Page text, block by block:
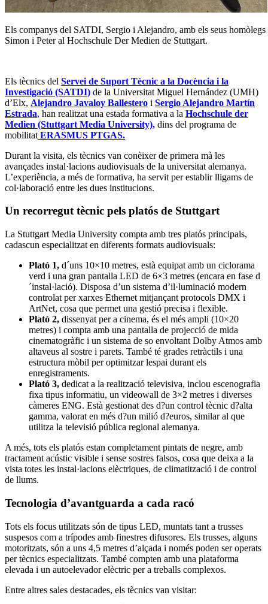
Els companys del SATDI, Sergio i Alejandro, amb els seus homòlegs
Simon i Peter al Hochschule Der Medien de Stuttgart.
Els tècnics del Servei de Suport Tècnic a la Docència i la
Investigació (SATDI) de la Universitat Miguel Hernández (UMH)
d’Elx, Alejandro Javaloy Ballestero i Sergio Alejandro Martín
Estrada, han realitzat una estada formativa a la Hochschule der
Medien (Stuttgart Media University), dins del programa de
mobilitat ERASMUS PTGAS.
Durant la visita, els tècnics van conèixer de primera mà les
avançades instal·lacions audiovisuals de la universitat alemanya.
L’experiència, a més de formativa, ha servit per establir lligams de
col·laboració entre les dues institucions.
Un recorregut tècnic pels platós de Stuttgart
La Stuttgart Media University compta amb tres platós principals,
cadascun especialitzat en diferents formats audiovisuals:
Plató 1, d´uns 10×10 metres, està equipat amb un ciclorama
verd i una gran pantalla LED de 6×3 metres (encara en fase d
´instal·lació). Disposa d’un sistema d’il·luminació modern
controlat per xarxes Ethernet mitjançant protocols DMX i
ArtNet, cosa que permet una gestió precisa i flexible.
Plató 2, dissenyat per a cinema, és el més ampli (10×20
metres) i compta amb una pantalla de projecció de mida
cinematogràfic i un sistema de so envoltant Dolby Atmos amb
altaveus al sostre i parets. També té grades retràctils i una
estructura mòbil per optimitzar lespai durant els
enregistraments.
Plató 3, dedicat a la realització televisiva, inclou escenografia
fixa tipus informatiu, un videowall de 3×2 metres i diverses
càmeres ENG. Està gestionat des d?un control tècnic d?alta
gamma, valorat en més d?un milió d?euros, similar al que
utilitza la televisió pública regional alemanya.
A més, tots els platós estan completament pintats de negre, amb
tractament acústic visible i sense sostres falsos, cosa que deixa a la
vista totes les instal·lacions elèctriques, de climatització i de control
de llums.
Tecnologia d’avantguarda a cada racó
Tots els focus utilitzats són de tipus LED, muntats tant a trusses
suspesos com a trípodes amb finestres difusores. Els trusses, alguns
motoritzats, són a uns 4,5 metres d’alçada i només poden ser operats
per tècnics especialitzats. També compten amb una plataforma
elevada i un autoelevador elèctric per a treballs complexos.
Entre altres sales destacades, els tècnics van visitar: